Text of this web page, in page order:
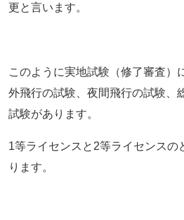
更と言います。
このように実地試験（修了審査）
外飛行の試験、夜間飛行の試験、
試験があります。
1等ライセンスと2等ライセンスの
ります。